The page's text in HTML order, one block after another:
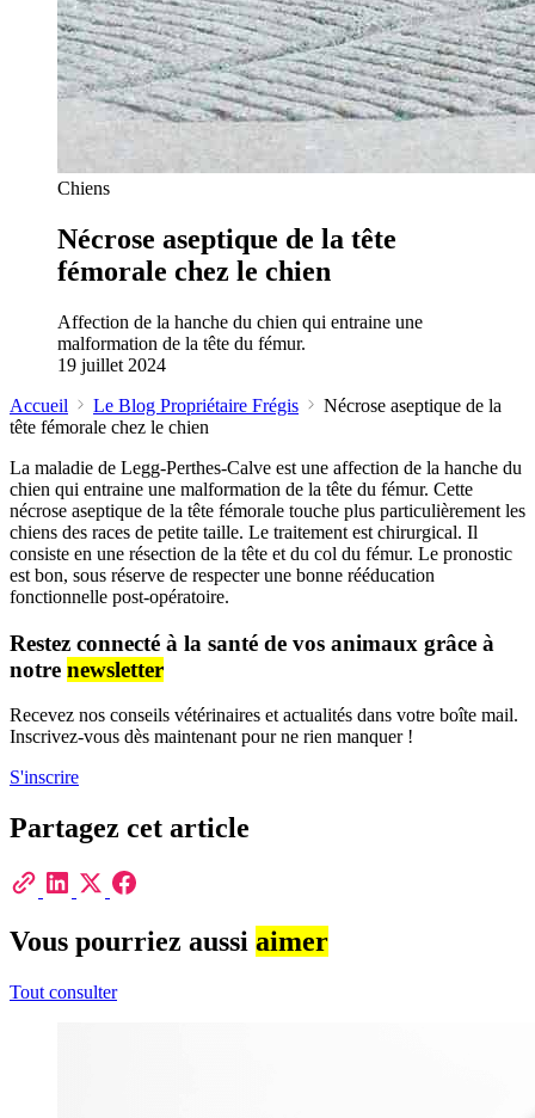
Chiens
Nécrose aseptique de la tête
fémorale chez le chien
Affection de la hanche du chien qui entraine une
malformation de la tête du fémur.
19 juillet 2024
Accueil
Le Blog Propriétaire Frégis
Nécrose aseptique de la
tête fémorale chez le chien
La maladie de Legg-Perthes-Calve est une affection de la hanche du
chien qui entraine une malformation de la tête du fémur. Cette
nécrose aseptique de la tête fémorale touche plus particulièrement les
chiens des races de petite taille. Le traitement est chirurgical. Il
consiste en une résection de la tête et du col du fémur. Le pronostic
est bon, sous réserve de respecter une bonne rééducation
fonctionnelle post-opératoire.
Restez connecté à la santé de vos animaux grâce à
notre newsletter
Recevez nos conseils vétérinaires et actualités dans votre boîte mail.
Inscrivez-vous dès maintenant pour ne rien manquer !
S'inscrire
Partagez cet article
Vous pourriez aussi aimer
Tout consulter